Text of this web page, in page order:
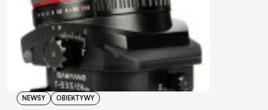
NEWSY OBIEKTYWY